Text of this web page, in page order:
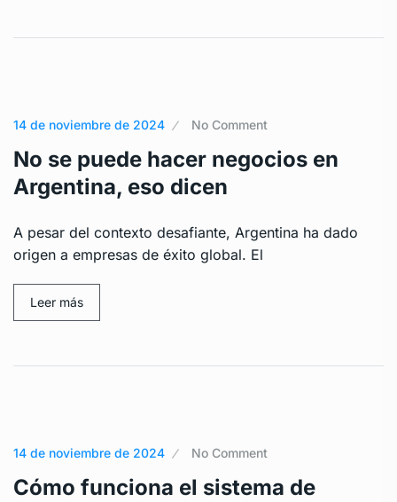
14 de noviembre de 2024 No Comment
No se puede hacer negocios en
Argentina, eso dicen
A pesar del contexto desafiante, Argentina ha dado
origen a empresas de éxito global. El
Leer más
14 de noviembre de 2024 No Comment
Cómo funciona el sistema de